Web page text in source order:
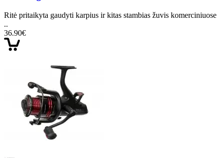
Ritė pritaikyta gaudyti karpius ir kitas stambias žuvis komerciniuose
..
36.90€